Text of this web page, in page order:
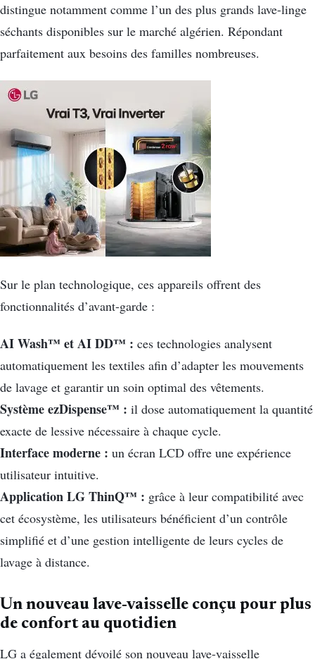
distingue notamment comme l’un des plus grands lave-linge
séchants disponibles sur le marché algérien. Répondant
parfaitement aux besoins des familles nombreuses.
Sur le plan technologique, ces appareils offrent des
fonctionnalités d’avant-garde :
AI Wash™ et AI DD™ : ces technologies analysent
automatiquement les textiles afin d’adapter les mouvements
de lavage et garantir un soin optimal des vêtements.
Système ezDispense™ : il dose automatiquement la quantité
exacte de lessive nécessaire à chaque cycle.
Interface moderne : un écran LCD offre une expérience
utilisateur intuitive.
Application LG ThinQ™ : grâce à leur compatibilité avec
cet écosystème, les utilisateurs bénéficient d’un contrôle
simplifié et d’une gestion intelligente de leurs cycles de
lavage à distance.
Un nouveau lave-vaisselle conçu pour plus
de confort au quotidien
LG a également dévoilé son nouveau lave-vaisselle